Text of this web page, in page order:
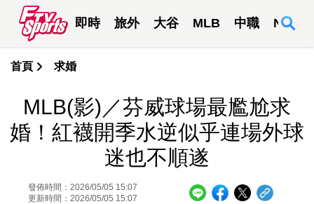
即時 旅外 大谷 MLB 中職 NBA
首頁 求婚
MLB(影)／芬威球場最尷尬求
婚！紅襪開季水逆似乎連場外球
迷也不順遂
發佈時間：2026/05/05 15:07
更新時間：2026/05/05 15:07